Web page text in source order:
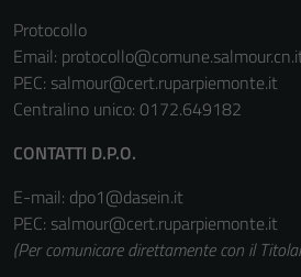
Protocollo
Email:
PEC: salmour@cert.ruparpiemonte.it
Centralino unico: 0172.649182
CONTATTI D.P.O.
E-mail: dpo1@dasein.it
PEC: salmour@cert.ruparpiemonte.it
(Per comunicare direttamente con il